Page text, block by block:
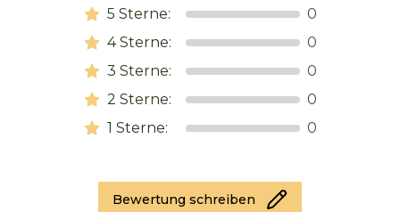
5 Sterne:
0
4Sterne:
0
3 Sterne:
0
2 Sterne:
0
1 Sterne: 0
Bewertung schreiben